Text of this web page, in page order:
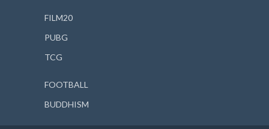
FILM20
PUBG
TCG
FOOTBALL
BUDDHISM